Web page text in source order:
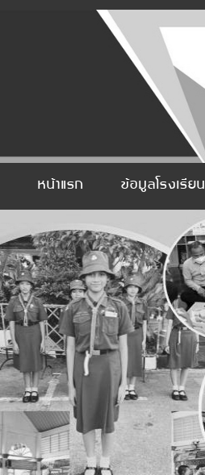
หน้าแรก ข้อมูลโรงเรียน